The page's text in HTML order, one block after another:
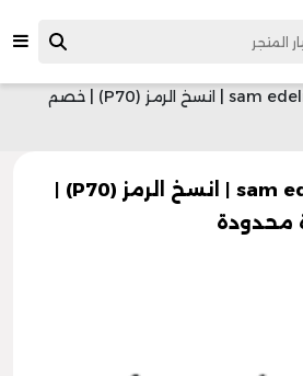
sam edelman coupon | انسخ الرمز (P70) | خصم
sam edelman coupon | انسخ الرمز (P70) |